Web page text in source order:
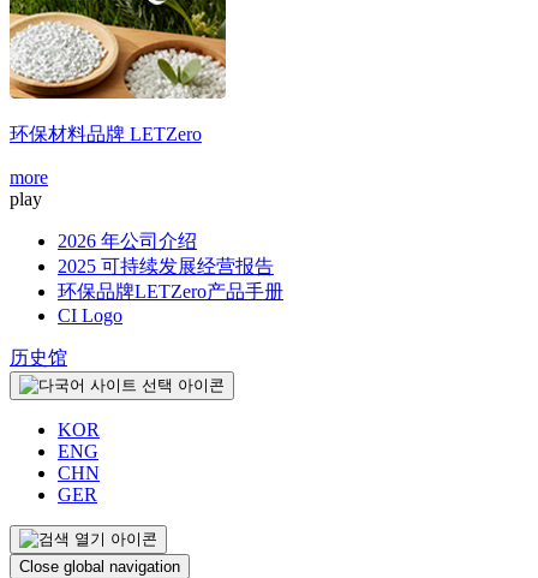
环保材料品牌 LETZero
more
play
2026 年公司介绍
2025 可持续发展经营报告
环保品牌LETZero产品手册
CI Logo
历史馆
KOR
ENG
CHN
GER
Close global navigation